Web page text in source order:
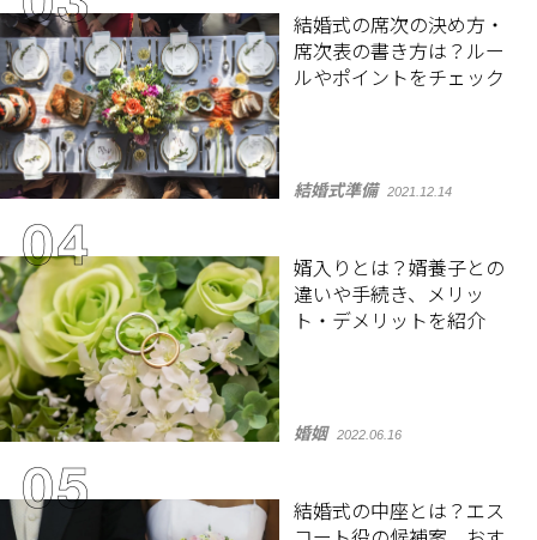
結婚式の席次の決め方・
席次表の書き方は？ルー
ルやポイントをチェック
結婚式準備 2021.12.14
婿入りとは？婿養子との
違いや手続き、メリッ
ト・デメリットを紹介
婚姻 2022.06.16
結婚式の中座とは？エス